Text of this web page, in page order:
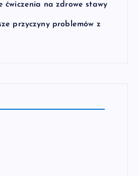
ćwiczenia na zdrowe stawy
przyczyny problemów z